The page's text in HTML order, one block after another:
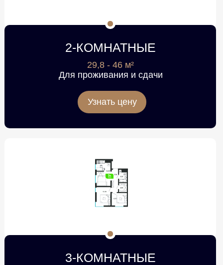
3-КОМНАТНЫЕ
Узнать цену
2-КОМНАТНЫЕ
29,8 - 46 м²
Для проживания и сдачи